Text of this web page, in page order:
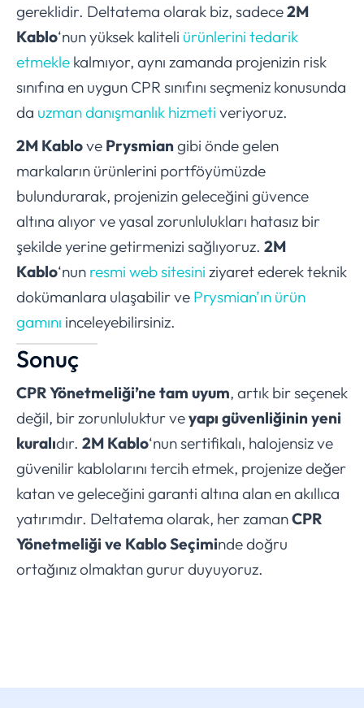
gereklidir. Deltatema olarak biz, sadece2M
Kablo‘nun yüksek kaliteli ürünlerini tedarik
etmekle kalmıyor, aynı zamanda projenizin risk
sınıfına en uygun CPR sınıfını seçmeniz konusunda
da uzman danışmanlık hizmeti veriyoruz.
2M Kablove Prysmiangibi önde gelen
markaların ürünlerini portföyümüzde
bulundurarak, projenizin geleceğini güvence
altına alıyor ve yasal zorunlulukları hatasız bir
şekilde yerine getirmenizi sağlıyoruz. 2M
Kablo‘nun resmi web sitesini ziyaret ederek teknik
dokümanlara ulaşabilir ve Prysmian’ın ürün
gamını inceleyebilirsiniz.
Sonuç
CPR Yönetmeliği’ne tam uyum, artık bir seçenek
değil, bir zorunluluktur veyapı güvenliğinin yeni
kuralıdır. 2M Kablo‘nun sertifikalı, halojensiz ve
güvenilir kablolarını tercih etmek, projenize değer
katan ve geleceğini garanti altına alan en akıllıca
yatırımdır. Deltatema olarak, her zamanCPR
Yönetmeliği ve Kablo Seçiminde doğru
ortağınız olmaktan gurur duyuyoruz.